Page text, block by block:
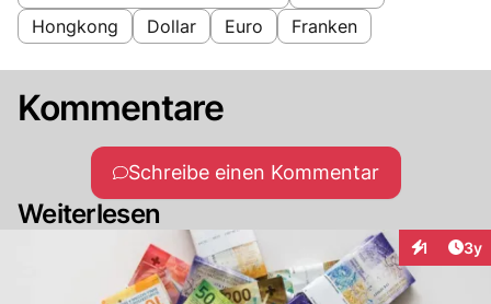
Hongkong
Dollar Euro Franken
Kommentare
Schreibe einen Kommentar
Weiterlesen
1 3y